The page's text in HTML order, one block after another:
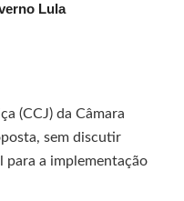
Lula
(CCJ) da Câmara
sem discutir
para a implementação